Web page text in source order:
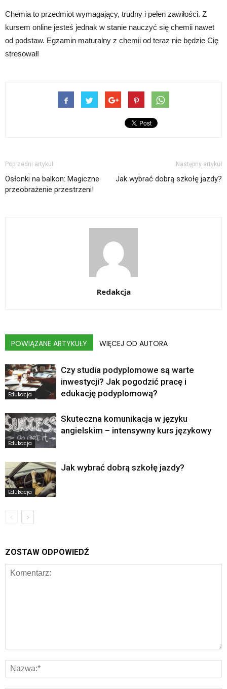
Chemia to przedmiot wymagający, trudny i pełen zawiłości. Z
kursem online jesteś jednak w stanie nauczyć się chemii nawet
od podstaw. Egzamin maturalny z chemii od teraz nie będzie Cię
stresował!
Poprzedni artykuł
Osłonki na balkon: Magiczne
przeobrażenie przestrzeni!
Następny artykuł
Jak wybrać dobrą szkołę jazdy?
Redakcja
POWIĄZANE ARTYKUŁY WIĘCEJ OD AUTORA
Edukacja
Czy studia podyplomowe są warte
inwestycji? Jak pogodzić pracę i
edukację podyplomową?
Edukacja
Skuteczna komunikacja w języku
angielskim – intensywny kurs językowy
Edukacja
Jak wybrać dobrą szkołę jazdy?
ZOSTAW ODPOWIEDŹ